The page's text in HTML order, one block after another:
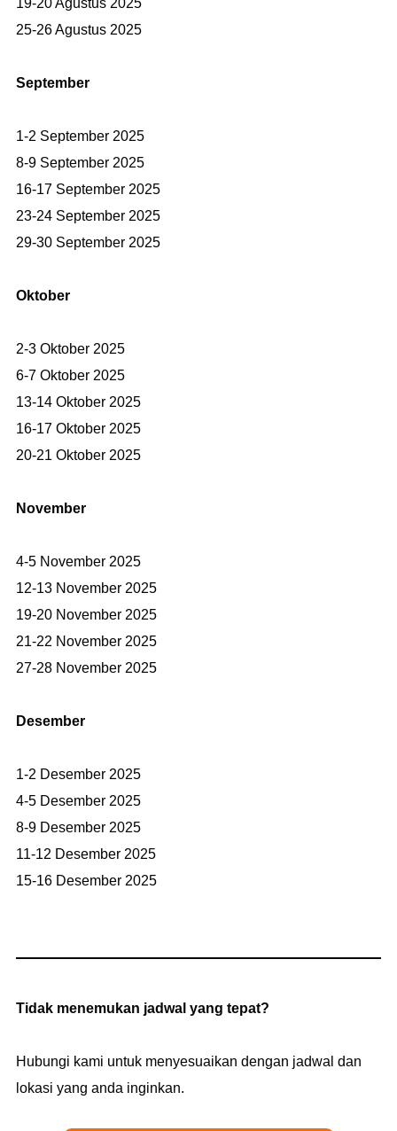
25-26 Agustus 2025
September
1-2 September 2025
8-9 September 2025
16-17 September 2025
23-24 September 2025
29-30 September 2025
Oktober
2-3 Oktober 2025
6-7 Oktober 2025
13-14 Oktober 2025
16-17 Oktober 2025
20-21 Oktober 2025
November
4-5 November 2025
12-13 November 2025
19-20 November 2025
21-22 November 2025
27-28 November 2025
Desember
1-2 Desember 2025
4-5 Desember 2025
8-9 Desember 2025
11-12 Desember 2025
15-16 Desember 2025
Tidak menemukan jadwal yang tepat?
Hubungi kami untuk menyesuaikan dengan jadwal dan
lokasi yang anda inginkan.